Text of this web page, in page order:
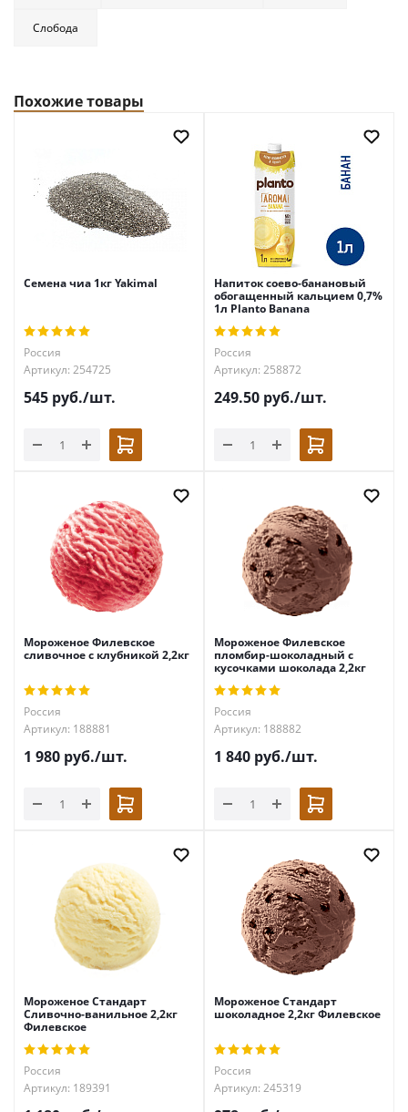
Слобода
Похожие товары
Семена чиа 1кг Yakimal
Россия
Артикул: 254725
545 руб./шт.
Напиток соево-банановый
обогащенный кальцием 0,7%
1л Planto Banana
Россия
Артикул: 258872
249.50 руб./шт.
Мороженое Филевское
сливочное с клубникой 2,2кг
Россия
Артикул: 188881
1 980 руб./шт.
Мороженое Филевское
пломбир-шоколадный с
кусочками шоколада 2,2кг
Россия
Артикул: 188882
1 840 руб./шт.
Мороженое Стандарт
Сливочно-ванильное 2,2кг
Филевское
Россия
Артикул: 189391
Мороженое Стандарт
шоколадное 2,2кг Филевское
Россия
Артикул: 245319